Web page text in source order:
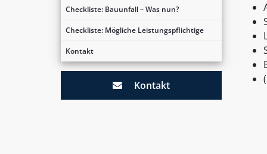
Checkliste: Bauunfall – Was nun?
Checkliste: Mögliche Leistungspflichtige
Kontakt
Kontakt